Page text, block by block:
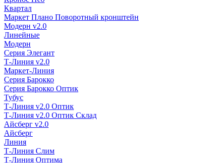
Квартал
Маркет Плано Поворотный кронштейн
Модерн v2.0
Линейные
Модерн
Серия Элегант
Т-Линия v2.0
Маркет-Линия
Серия Барокко
Серия Барокко Оптик
Тубус
Т-Линия v2.0 Оптик
Т-Линия v2.0 Оптик Склад
Айсберг v2.0
Айсберг
Линия
Т-Линия Слим
Т-Линия Оптима